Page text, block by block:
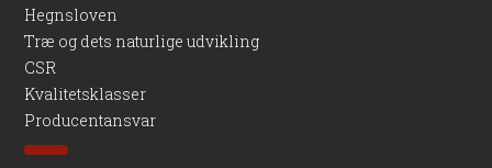
Hegnsloven
Træ og dets naturlige udvikling
CSR
Kvalitetsklasser
Producentansvar